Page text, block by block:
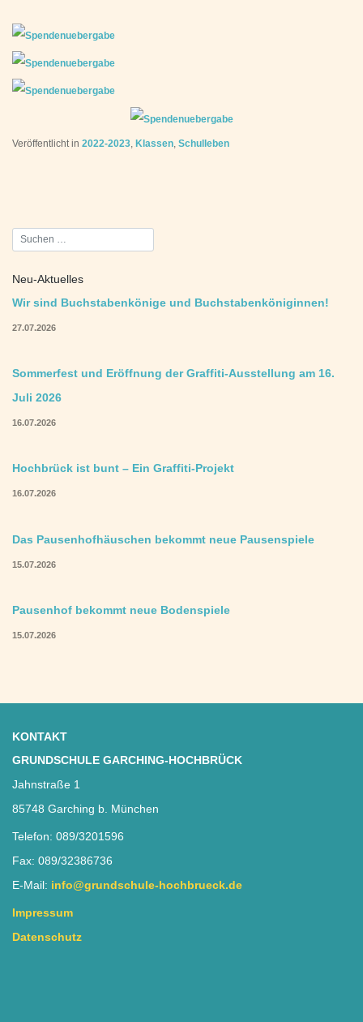
Veröffentlicht in 2022-2023, Klassen, Schulleben
Beitragsnavigation
Neu-Aktuelles
Wir sind Buchstabenkönige und Buchstabenköniginnen!
27.07.2026
Sommerfest und Eröffnung der Graffiti-Ausstellung am 16.
Juli 2026
16.07.2026
Hochbrück ist bunt – Ein Graffiti-Projekt
16.07.2026
Das Pausenhofhäuschen bekommt neue Pausenspiele
15.07.2026
Pausenhof bekommt neue Bodenspiele
15.07.2026
KONTAKT
GRUNDSCHULE GARCHING-HOCHBRÜCK
Jahnstraße 1
85748 Garching b. München
Telefon: 089/3201596
Fax: 089/32386736
E-Mail: info@grundschule-hochbrueck.de
Impressum
Datenschutz